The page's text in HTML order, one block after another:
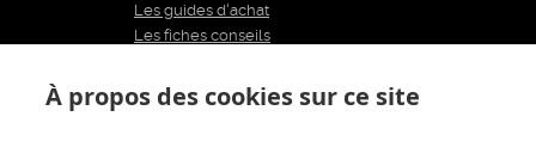
Les guides d'achat
Les fiches conseils
Le blog
À propos des cookies sur ce site